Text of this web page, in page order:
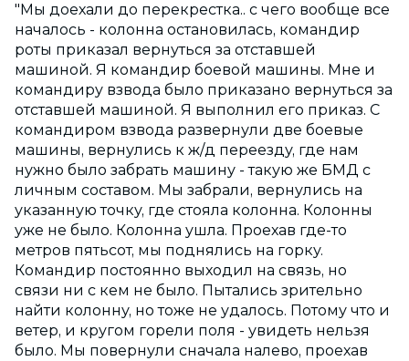
"Мы доехали до перекрестка.. с чего вообще все
началось - колонна остановилась, командир
роты приказал вернуться за отставшей
машиной. Я командир боевой машины. Мне и
командиру взвода было приказано вернуться за
отставшей машиной. Я выполнил его приказ. С
командиром взвода развернули две боевые
машины, вернулись к ж/д переезду, где нам
нужно было забрать машину - такую же БМД с
личным составом. Мы забрали, вернулись на
указанную точку, где стояла колонна. Колонны
уже не было. Колонна ушла. Проехав где-то
метров пятьсот, мы поднялись на горку.
Командир постоянно выходил на связь, но
связи ни с кем не было. Пытались зрительно
найти колонну, но тоже не удалось. Потому что и
ветер, и кругом горели поля - увидеть нельзя
было. Мы повернули сначала налево, проехав